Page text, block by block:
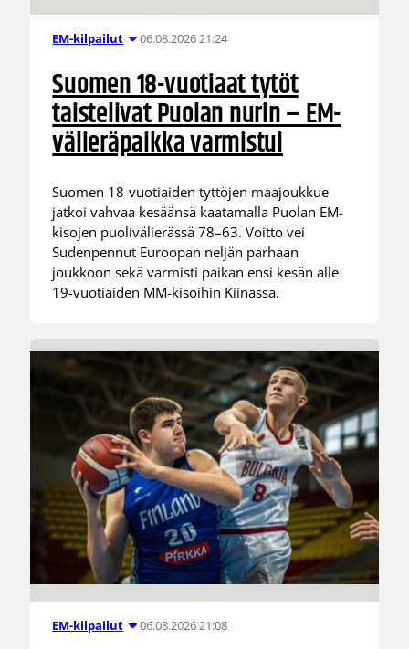
EM-kilpailut 06.08.2026 21:24
Suomen 18-vuotiaat tytöt
taistelivat Puolan nurin – EM-
välieräpaikka varmistui
Suomen 18-vuotiaiden tyttöjen maajoukkue
jatkoi vahvaa kesäänsä kaatamalla Puolan EM-
kisojen puolivälierässä 78–63. Voitto vei
Sudenpennut Euroopan neljän parhaan
joukkoon sekä varmisti paikan ensi kesän alle
19-vuotiaiden MM-kisoihin Kiinassa.
EM-kilpailut 06.08.2026 21:08